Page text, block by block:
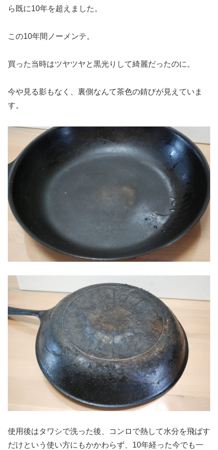
ら既に10年を超えました。
この10年間ノーメンテ。
買った当時はツヤツヤと黒光りして綺麗だったのに。
今や見る影もなく、裏側なんて茶色の錆びが見えていま
す。
使用後はタワシで洗った後、コンロで熱して水分を飛ばす
だけという使い方にもかかわらず、10年経った今でも一